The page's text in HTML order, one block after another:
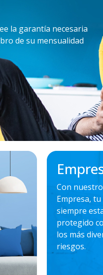
la garantía necesaria
de su mensualidad
Con
Empresa,
siempre
protegido
los más
riesgos.